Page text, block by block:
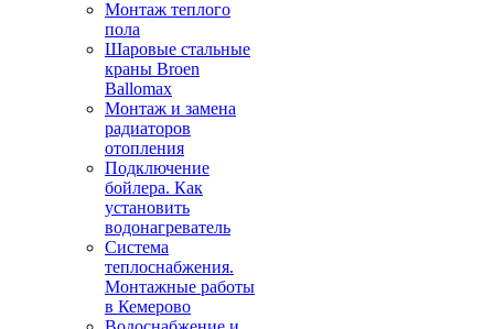
Монтаж теплого
пола
Шаровые стальные
краны Broen
Ballomax
Монтаж и замена
радиаторов
отопления
Подключение
бойлера. Как
установить
водонагреватель
Система
теплоснабжения.
Монтажные работы
в Кемерово